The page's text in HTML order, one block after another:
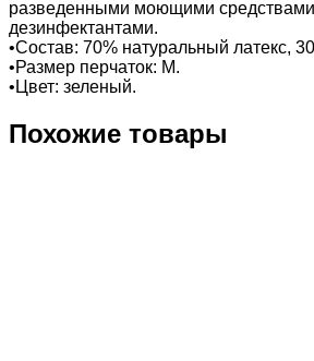
разведенными моющими
дезинфектантами.
•Состав: 70% натуральный латекс,
•Размер перчаток: M.
•Цвет: зеленый.
Похожие товары